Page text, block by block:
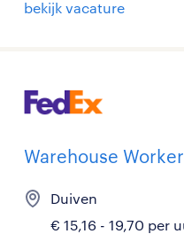
bekijk vacature
Warehouse
Duiven
€ 15,16 - 19,70 per